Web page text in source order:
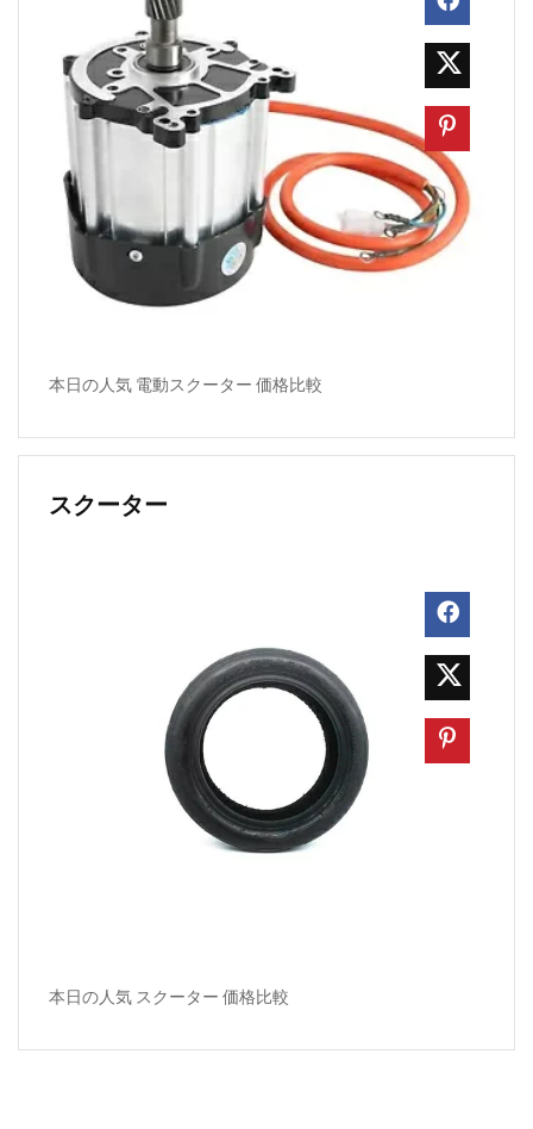
本日の人気 電動スクーター 価格比較
スクーター
本日の人気 スクーター 価格比較